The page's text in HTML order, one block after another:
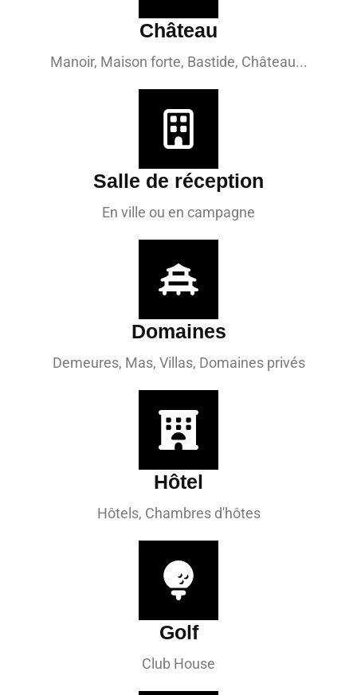
Château
Manoir, Maison forte, Bastide, Château...
Salle de réception
En ville ou en campagne
Domaines
Demeures, Mas, Villas, Domaines privés
Hôtel
Hôtels, Chambres d'hôtes
Golf
Club House